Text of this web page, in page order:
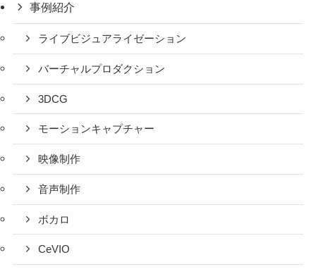
事例紹介
ライブビジュアライゼーション
バーチャルプロダクション
3DCG
モーションキャプチャー
映像制作
音声制作
ボカロ
CeVIO